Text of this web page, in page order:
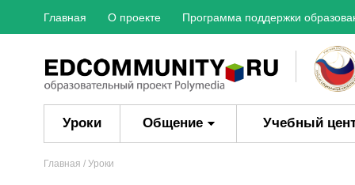
Главная О проекте Программа поддержки
Уроки Общение Учебный
Главная / Уроки